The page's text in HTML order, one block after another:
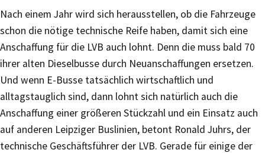
Nach einem Jahr wird sich herausstellen, ob die Fahrzeuge
schon die nötige technische Reife haben, damit sich eine
Anschaffung für die LVB auch lohnt. Denn die muss bald 70
ihrer alten Dieselbusse durch Neuanschaffungen ersetzen.
Und wenn E-Busse tatsächlich wirtschaftlich und
alltagstauglich sind, dann lohnt sich natürlich auch die
Anschaffung einer größeren Stückzahl und ein Einsatz auch
auf anderen Leipziger Buslinien, betont Ronald Juhrs, der
technische Geschäftsführer der LVB. Gerade für einige der